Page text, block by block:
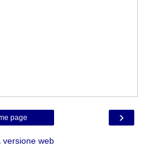
›
page
versione web